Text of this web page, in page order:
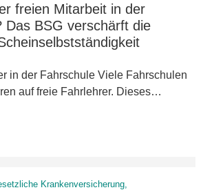
freien Mitarbeit in der
Das BSG verschärft die
in der Fahrschule Viele Fahrschulen
auf freie Fahrlehrer. Dieses…
Krankenversicherung,